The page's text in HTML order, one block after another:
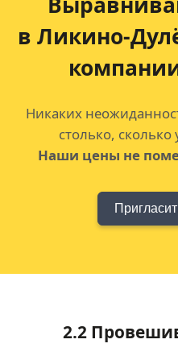
в Ликино-
Никаких
столько, сколько
Наши цены не
2.2